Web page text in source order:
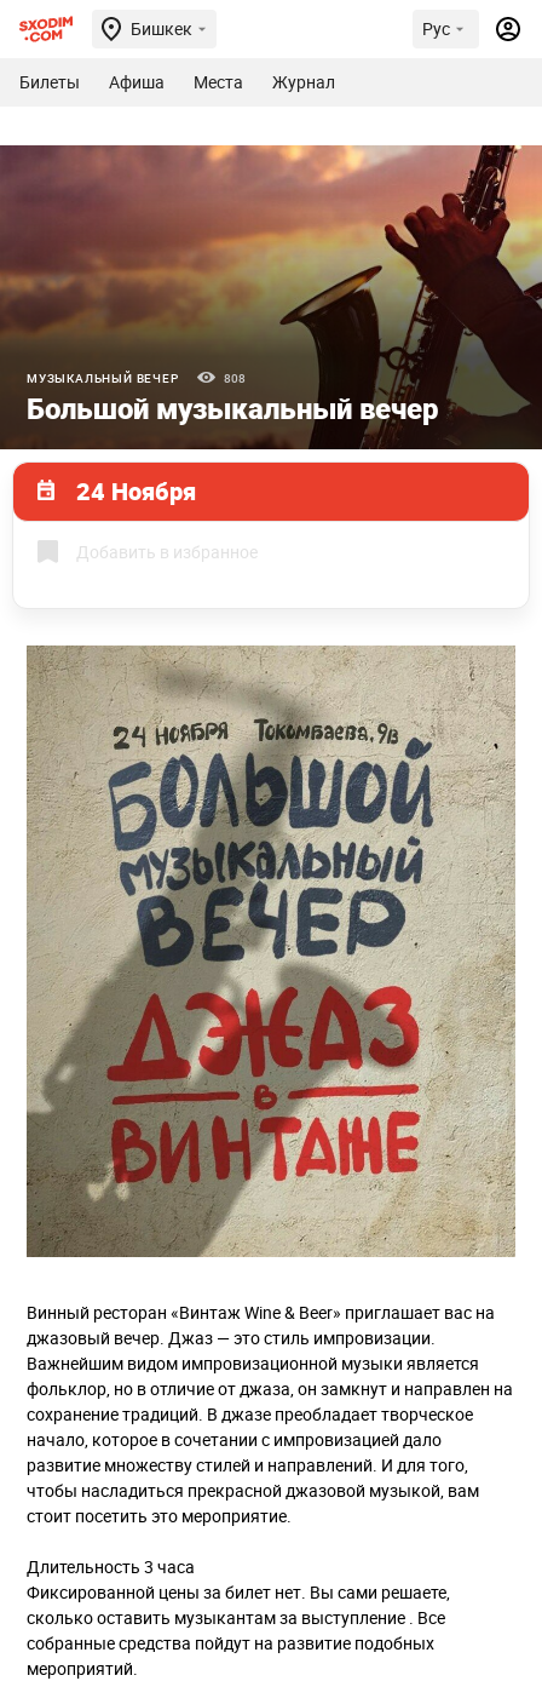
Бишкек Рус
Билеты Афиша Места Журнал
МУЗЫКАЛЬНЫЙ ВЕЧЕР 808
Большой музыкальный вечер
24 Ноября
Добавить в избранное
Винный ресторан «Винтаж Wine & Beer» приглашает вас на
джазовый вечер. Джаз — это стиль импровизации.
Важнейшим видом импровизационной музыки является
фольклор, но в отличие от джаза, он замкнут и направлен на
сохранение традиций. В джазе преобладает творческое
начало, которое в сочетании с импровизацией дало
развитие множеству стилей и направлений. И для того,
чтобы насладиться прекрасной джазовой музыкой, вам
стоит посетить это мероприятие.
Длительность 3 часа
Фиксированной цены за билет нет. Вы сами решаете,
сколько оставить музыкантам за выступление . Все
собранные средства пойдут на развитие подобных
мероприятий.